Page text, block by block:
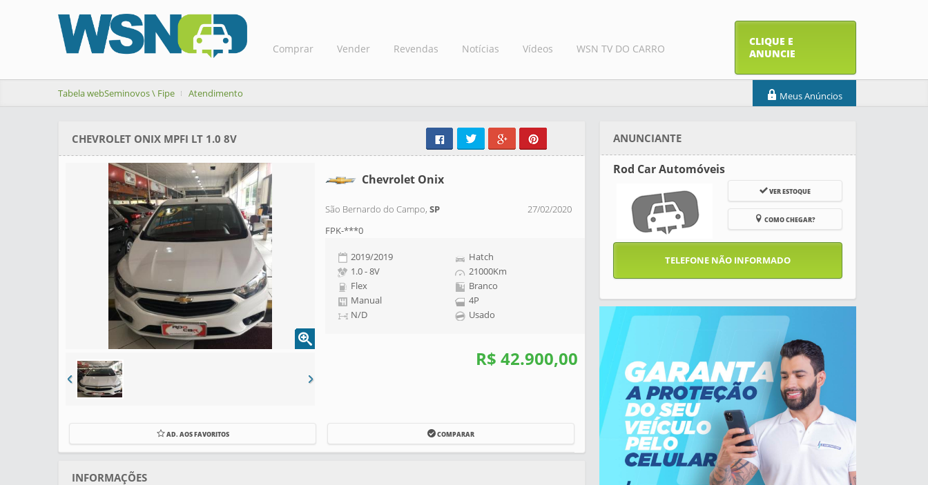
Comprar Vender Revendas Notícias Vídeos WSN TV DO CARRO
CLIQUE E
ANUNCIE
Tabela webSeminovos \ Fipe Atendimento Meus Anúncios
CHEVROLET ONIX MPFI LT 1.0 8V
Chevrolet Onix
São Bernardo do Campo, SP
27/02/2020
FPK-***0
2019/2019
1.0 - 8V
Flex
Manual
N/D
Hatch
21000Km
Branco
4P
Usado
R$ 42.900,00
AD. AOS FAVORITOS COMPARAR
INFORMAÇÕES
ANUNCIANTE
Rod Car Automóveis
VER ESTOQUE
COMO CHEGAR?
TELEFONE NÃO INFORMADO